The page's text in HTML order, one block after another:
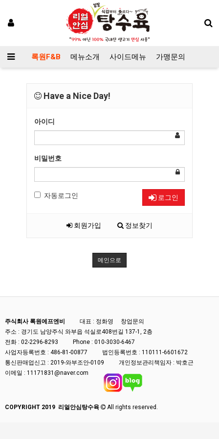
록원F&B 메뉴소개 사이드메뉴 가맹문의
Have a Nice Day!
아이디
비밀번호
자동로그인 로그인
회원가입 정보찾기
메인으로
주식회사 록원에프엔비 대표 : 정화영 창업문의
주소 : 경기도 남양주식 와부읍 석실로408번길 137-1, 2층
전화 : 02-2296-8293
Phone : 010-3030-6467
사업자등록번호 : 486-81-00877 법인등록번호 : 110111-6601672
통신판매업신고 : 2019-와부조안-0109
개인정보관리책임자 : 박호근
이메일 : 11171831@naver.com
COPYRIGHT 2019 리얼안심탕수육 All rights reserved.